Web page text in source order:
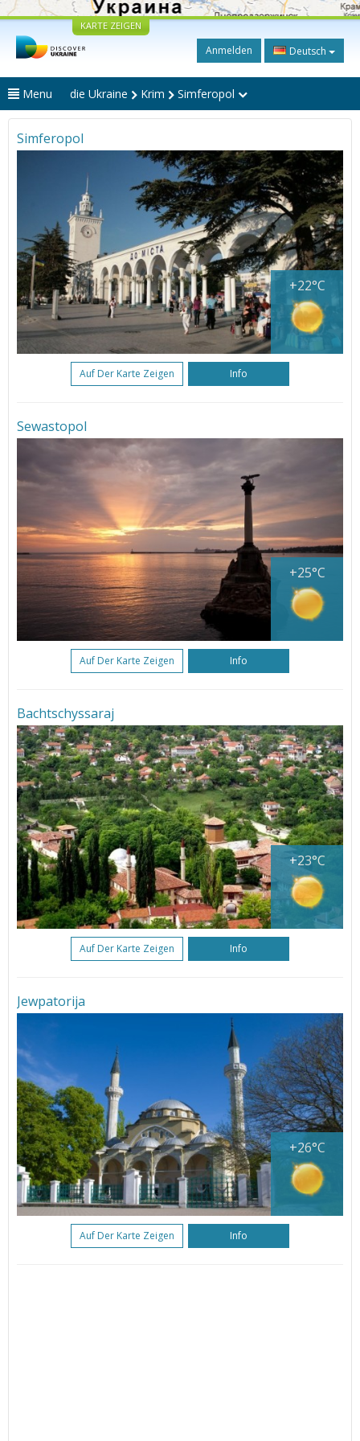
KARTE ZEIGEN
Anmelden Deutsch
Menu die Ukraine Krim Simferopol
Simferopol
+22°C
Auf Der Karte Zeigen Info
Sewastopol
+25°C
Auf Der Karte Zeigen Info
Bachtschyssaraj
+23°C
Auf Der Karte Zeigen Info
Jewpatorija
+26°C
Auf Der Karte Zeigen Info